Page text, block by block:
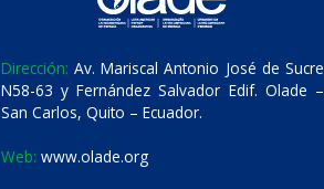
Dirección: Av. Mariscal Antonio José de Sucre
N58-63 y Fernández Salvador Edif. Olade –
San Carlos, Quito – Ecuador.
Web: www.olade.org